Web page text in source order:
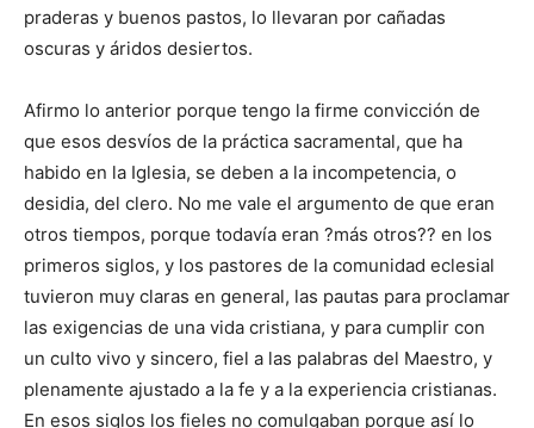
praderas y buenos pastos, lo llevaran por cañadas
oscuras y áridos desiertos.
Afirmo lo anterior porque tengo la firme convicción de
que esos desvíos de la práctica sacramental, que ha
habido en la Iglesia, se deben a la incompetencia, o
desidia, del clero. No me vale el argumento de que eran
otros tiempos, porque todavía eran ?más otros?? en los
primeros siglos, y los pastores de la comunidad eclesial
tuvieron muy claras en general, las pautas para proclamar
las exigencias de una vida cristiana, y para cumplir con
un culto vivo y sincero, fiel a las palabras del Maestro, y
plenamente ajustado a la fe y a la experiencia cristianas.
En esos siglos los fieles no comulgaban porque así lo